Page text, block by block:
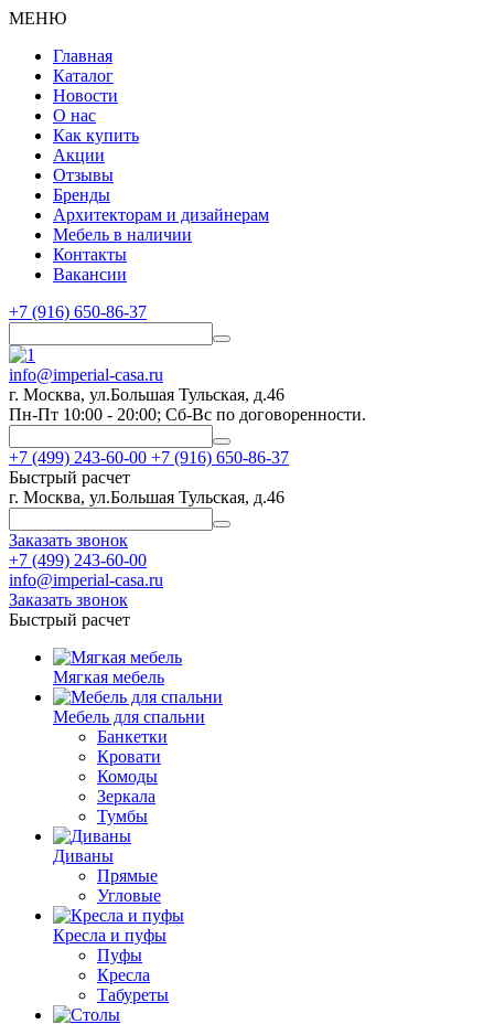
МЕНЮ
Главная
Каталог
Новости
О нас
Как купить
Акции
Отзывы
Бренды
Архитекторам и дизайнерам
Мебель в наличии
Контакты
Вакансии
+7 (916) 650-86-37
info@imperial-casa.ru
г. Москва, ул.Большая Тульская, д.46
Пн-Пт 10:00 - 20:00; Сб-Вс по договоренности.
+7 (499) 243-60-00 +7 (916) 650-86-37
Быстрый расчет
г. Москва, ул.Большая Тульская, д.46
Заказать звонок
+7 (499) 243-60-00
info@imperial-casa.ru
Заказать звонок
Быстрый расчет
Мягкая мебель
Мебель для спальни
Банкетки
Кровати
Комоды
Зеркала
Тумбы
Диваны
Прямые
Угловые
Кресла и пуфы
Пуфы
Кресла
Табуреты